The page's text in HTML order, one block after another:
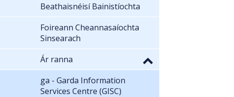
Beathaisnéisí Bainistíochta
Foireann Cheannasaíochta
Sinsearach
Ár ranna
ga - Garda Information
Services Centre (GISC)